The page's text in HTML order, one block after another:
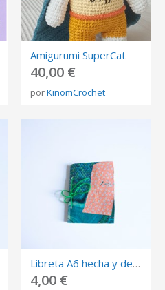
Amigurumi SuperCat
40,00 €
porKinomCrochet
Libreta A6 hecha y decorada a mano - modelo 2
4,00 €